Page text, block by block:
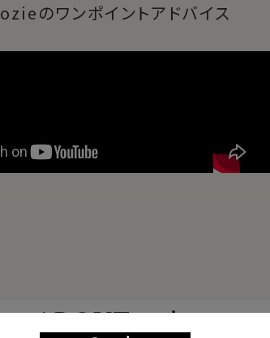
ozieのワンポイントアドバイス
ABOUT ozie